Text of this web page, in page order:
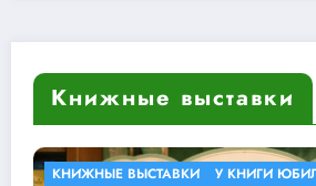
Книжные выставки
КНИЖНЫЕ ВЫСТАВКИ